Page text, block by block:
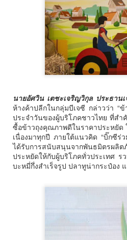
นายอัศวิน เตชะเจริญวิกุล ประธาน
ห้างค้าปลีกในกลุ่มบีเจซี กล่าวว่า “
ประจำวันของผู้บริโภคชาวไทย ที่สำ
ซื้อข้าวถุงคุณภาพดีในราคาประหยัด
เนื่องมาทุกปี ภายใต้แนวคิด “บิ๊กซีร่
ได้รับการสนับสนุนจากพันธมิตรผลิ
ประหยัดให้กับผู้บริโภคทั่วประเทศ
บะหมี่กึ่งสำเร็จรูป ปลาทูน่ากระป๋อง
คาทอลิกเพิ่มเติ
คาทอลิกตามระ
ตั้งวัดบาทหลวง
AUG
5
วศ.อว.
พลาสติ
วศ.อว. จับมือ
AUG
5
เทคโน
“AppTech”​ ยก
กลไกยกระดับทุ
หน่วยบริหารจั
และนวัตกรรม
(องค์การมหาชน)
ประเทศไทยกำ